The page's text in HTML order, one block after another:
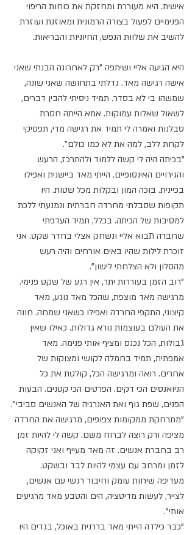
אישית. היא מעוררת ומחזקת את כוחות הריפוי
הפנימיים לפעול בצורה הרמונית ומאוזנת ועוזרת
להשיב את שלוות הנפש, החיוניות והבריאות.
היא הגיעה אליי ושיתפה "רק לאחרונה הבנתי שאני
אישה רגישה מאד. גדלתי בתחושה שאני שונה,
שמשהו בי לא בסדר. תמיד ניסיתי להבין דברים,
לשאול שאלות עמוקות. אמא הייתה חסרת
סבלנות ואמרה לי תמיד את רגישה מדי, תפסיקי
לקחת ללב, למה את לא כמו כולם".
"בכיתה היה לי קשה ללמוד ולהתרכז, הרעש
והגירויים האינסופיים. הייתי מאד ביישנית ואפילו
בכיינית. בוכה המון ובקלות מכל שטות. היו
תקופות שסבלתי מחרדה חברתית ונמנעתי ללכת
למסיבות של הכיתה. בכלל, תמיד העדפתי
שחברה תבוא אליי ונשחק אצלי בחדר שקט. אני
זוכרת לילות שהיו באים אורחים והיה רעש
מהסלון ולא הצלחתי לישון".
"רוב הזמן בעוררות יתר, אין רגע של שקט פנימי.
מרגישה מאד מוצפת, שהכל מאד נוגע, מאד
קיצוני, התקפי החרדה ואפילו כשאני שמחה. חווה
את העולם בעוצמות נורא גדולות. כאילו שאין
גבולות, הכל נכנס ומציף אותי פנימה. מאד
אמפתית, תמיד בחמלה לקושי ומצוקות של
אחרים. רואה ומרגישה הכל, קולטת את כל
הניואנסים הכי דקים. הפרטים הכי קטנים. הבעות
הפנים, שפת גוף ואת האנרגיה של האנשים סביבי".
"מתרחקת ממקומות צפופים, מרגישה את החרדה
מציפה ורק רוצה לברוח משם. קשה לי להיות זמן
רב בחברת אנשים. זה מאד מעייף ואני זקוקה
לזמן ומרחב עם עצמי להיות לבד ובשקט.
מעדיפה שיחות עומק וחיבור רגשי עם אנשים,
לצייר, לעשות מדיטציה, הים והטבע מאד מרגיעים
אותי".
"כבר כילדה הייתי מאד בררנית באוכל, בגדים היו